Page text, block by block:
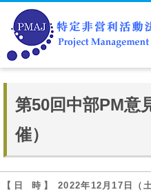
第50回中部PM意
催）
【 日 時 】 2022年12月17日（